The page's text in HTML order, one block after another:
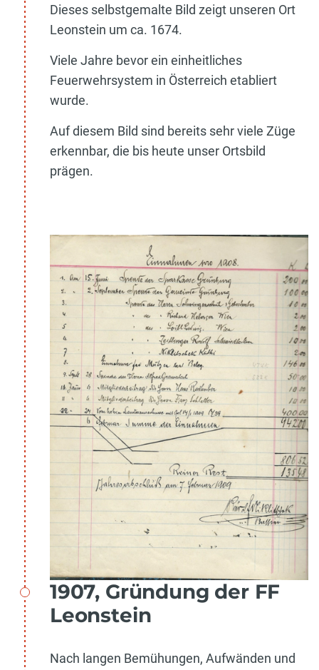
Dieses selbstgemalte Bild zeigt unseren Ort
Leonstein um ca. 1674.
Viele Jahre bevor ein einheitliches
Feuerwehrsystem in Österreich etabliert
wurde.
Auf diesem Bild sind bereits sehr viele Züge
erkennbar, die bis heute unser Ortsbild
prägen.
1907, Gründung der FF
Leonstein
Nach langen Bemühungen, Aufwänden und